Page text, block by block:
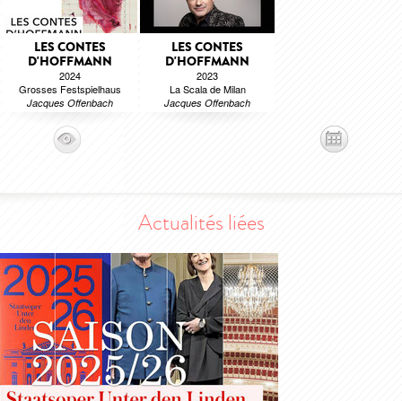
LES CONTES
D'HOFFMANN
2024
Grosses Festspielhaus
Jacques Offenbach
LES CONTES
D'HOFFMANN
2023
La Scala de Milan
Jacques Offenbach
Actualités liées